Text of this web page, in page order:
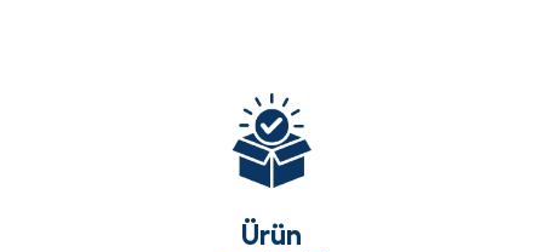
Ürün